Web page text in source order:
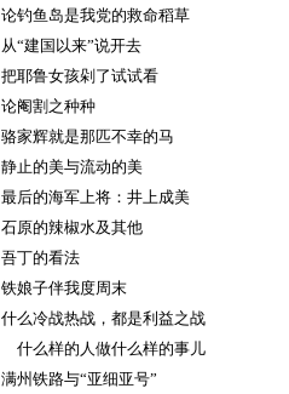
论钓鱼岛是我党的救命稻草
从“建国以来”说开去
把耶鲁女孩剁了试试看
论阉割之种种
骆家辉就是那匹不幸的马
静止的美与流动的美
最后的海军上将：井上成美
石原的辣椒水及其他
吾丁的看法
铁娘子伴我度周末
什么冷战热战，都是利益之战
什么样的人做什么样的事儿
满州铁路与“亚细亚号”